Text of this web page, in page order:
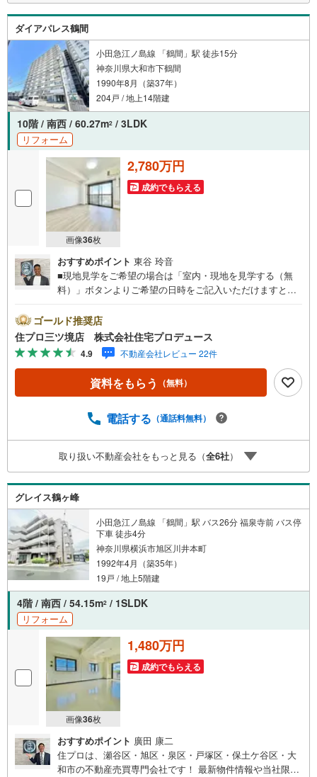
※鍵の手配が必要な場合や、居住中の物件は即日対応が難しい場合もござい
ます 。お早めにお問い合わせください。
■ネット非公開情報もご紹介事前にご希望の「広さ・価格・エリア」や住み
替えのきっかけをお聞かせいただければ、ネット掲載不可の限定情報
や、新規公開予定の物件資料も併せてご用意いたします。
■安心の資金計画・売却サポート将来の金銭的な不安には、提携ファイナン
シャルプランナー（FP）がライフプランに合わせた資金計画をお答えし
ます 。また、購入だけでなく、将来の住み替えやご売却の相談まで長期的
にサポートいたします。
営業時間（9:00～18:00）はお電話が繋がりやすくなっております 。人気物
件は早期終了の可能性があるため、お早めにお問い合わせください！
ダイアパレス鶴間
小田急江ノ島線 「鶴間」駅 徒歩15分
神奈川県大和市下鶴間
1990年8月（築37年）
204戸 / 地上14階建
10階 / 南西 / 60.27m2 / 3LDK
リフォーム
画像36枚
2,780万円
成約でもらえる
おすすめポイント 東谷 玲音
■現地見学をご希望の場合は「室内・現地を見学する（無
料）」ボタンよりご希望の日時をご記入いただけますとス
座間市エリアに強い！ 住プロは、大和市・綾瀬市・座間市
エリアの不動産売買専門会社です！最新物件情報や当社限
定で販売する物件情報も多数ございますので、お気軽にお
問合せ下さい！ -------------- 弊社独自の住宅ローン提案シス
テム 弊社ではファイナンシャル専門スタッフによる【丁寧
な資金アドバイス】【ファイナンシャルプラン提案書の作
【定年時の住宅ローン残高】【住宅購入者だけが加入でき
まる【住宅ローン返済】65歳以上から必要になる【老後の
費用負担】住宅探しの【このタイミング】で不安な部分を
明確にしていきませんか？？ --------------
ゴールド推奨店
住プロ三ツ境店 株式会社住宅プロデュース
4.9 不動産会社レビュー 22件
資料をもらう （無料）
電話する （通話料無料）
取り扱い不動産会社をもっと見る（全6社）
グレイス鶴ヶ峰
小田急江ノ島線 「鶴間」駅 バス26分 福泉寺前 バス停
下車 徒歩4分
神奈川県横浜市旭区川井本町
1992年4月（築35年）
19戸 / 地上5階建
4階 / 南西 / 54.15m2 / 1SLDK
リフォーム
画像36枚
1,480万円
成約でもらえる
おすすめポイント 廣田 康二
住プロは、瀬谷区・旭区・泉区・戸塚区・保土ケ谷区・大
和市の不動産売買専門会社です！ 最新物件情報や当社限定